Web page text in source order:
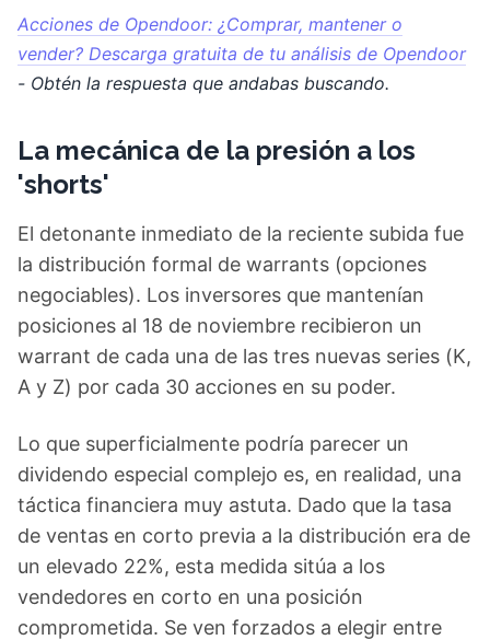
Acciones de Opendoor: ¿Comprar, mantener o
vender? Descarga gratuita de tu análisis de Opendoor
- Obtén la respuesta que andabas buscando.
La mecánica de la presión a los
'shorts'
El detonante inmediato de la reciente subida fue
la distribución formal de warrants (opciones
negociables). Los inversores que mantenían
posiciones al 18 de noviembre recibieron un
warrant de cada una de las tres nuevas series (K,
A y Z) por cada 30 acciones en su poder.
Lo que superficialmente podría parecer un
dividendo especial complejo es, en realidad, una
táctica financiera muy astuta. Dado que la tasa
de ventas en corto previa a la distribución era de
un elevado 22%, esta medida sitúa a los
vendedores en corto en una posición
comprometida. Se ven forzados a elegir entre